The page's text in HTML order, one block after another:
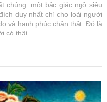
chúng, một bậc giác ngộ siêu
duy nhất chỉ cho loài người
và hạnh phúc chân thật. Đó là
có thật...